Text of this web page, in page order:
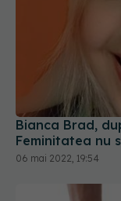
Bianca Brad,
Feminitatea nu